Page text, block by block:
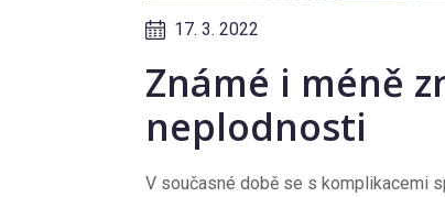
17. 3. 2022
Známé i méně
neplodnosti
V současné době se s komplikacemi